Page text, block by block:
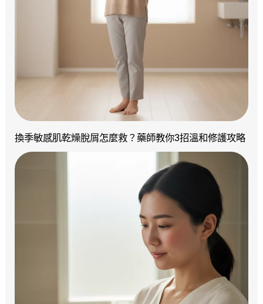
換季敏感肌乾燥脫屑怎麼救？藥師教你3招溫和修護攻略